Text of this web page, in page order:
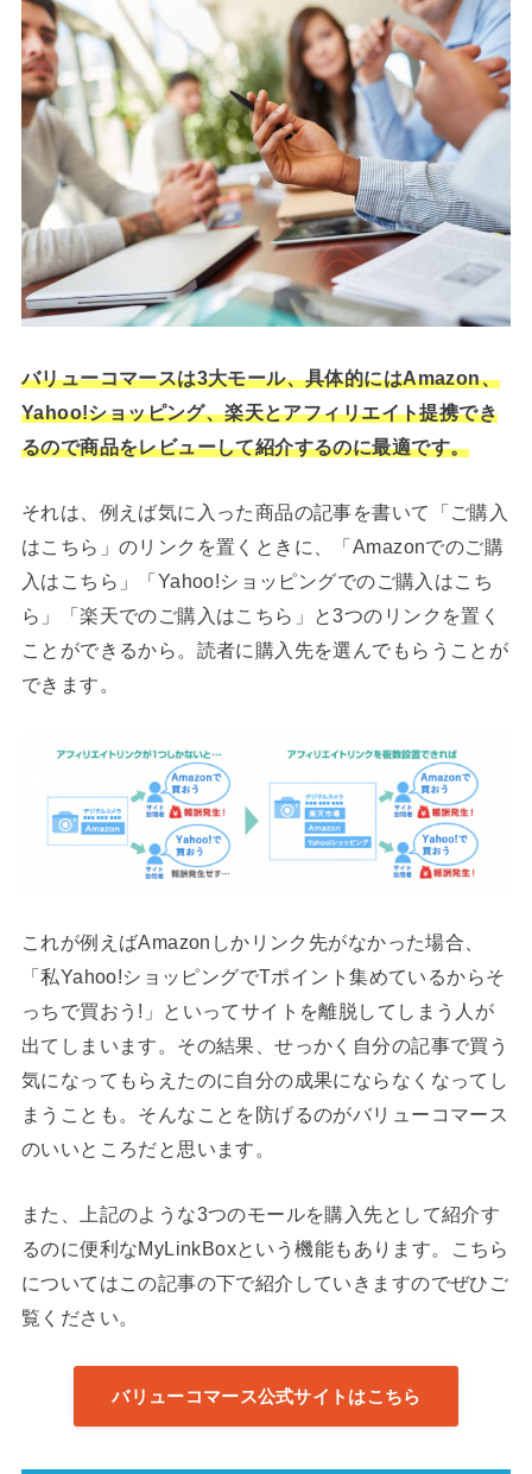
バリューコマースは3大モール、具体的にはAmazon、
Yahoo!ショッピング、楽天とアフィリエイト提携でき
るので商品をレビューして紹介するのに最適です。
それは、例えば気に入った商品の記事を書いて「ご購入
はこちら」のリンクを置くときに、「Amazonでのご購
入はこちら」「Yahoo!ショッピングでのご購入はこち
ら」「楽天でのご購入はこちら」と3つのリンクを置く
ことができるから。読者に購入先を選んでもらうことが
できます。
これが例えばAmazonしかリンク先がなかった場合、
「私Yahoo!ショッピングでTポイント集めているからそ
っちで買おう!」といってサイトを離脱してしまう人が
出てしまいます。その結果、せっかく自分の記事で買う
気になってもらえたのに自分の成果にならなくなってし
まうことも。そんなことを防げるのがバリューコマース
のいいところだと思います。
また、上記のような3つのモールを購入先として紹介す
るのに便利なMyLinkBoxという機能もあります。こちら
についてはこの記事の下で紹介していきますのでぜひご
覧ください。
バリューコマース公式サイトはこちら